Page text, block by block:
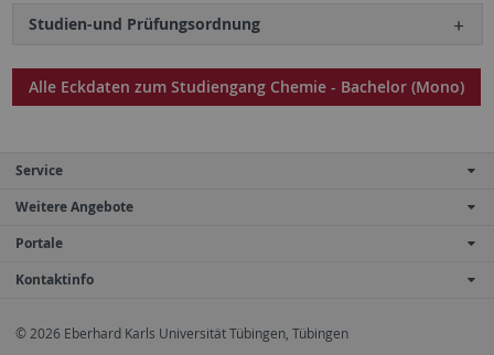
Studien-und Prüfungsordnung
Alle Eckdaten zum Studiengang Chemie - Bachelor (Mono)
Service
Weitere Angebote
Portale
Kontaktinfo
© 2026 Eberhard Karls Universität Tübingen, Tübingen